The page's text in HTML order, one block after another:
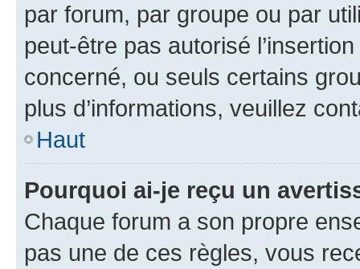
par forum, par groupe ou par
peut-être pas autorisé
concerné, ou seuls certains
plus d’informations, veuillez
Haut
Pourquoi ai-je reçu un
Chaque forum a son propre
pas une de ces règles, vous